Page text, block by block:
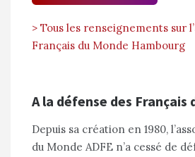
> Tous les renseignements sur
Français du Monde Hambourg
A la défense des Français
Depuis sa création en 1980,
du Monde ADFE n’a cessé de